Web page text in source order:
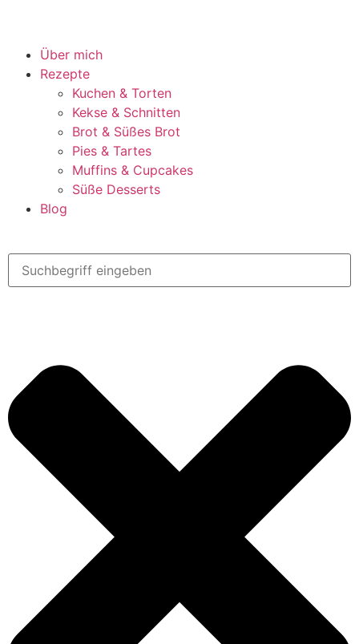
Über mich
Rezepte
Kuchen & Torten
Kekse & Schnitten
Brot & Süßes Brot
Pies & Tartes
Muffins & Cupcakes
Süße Desserts
Blog